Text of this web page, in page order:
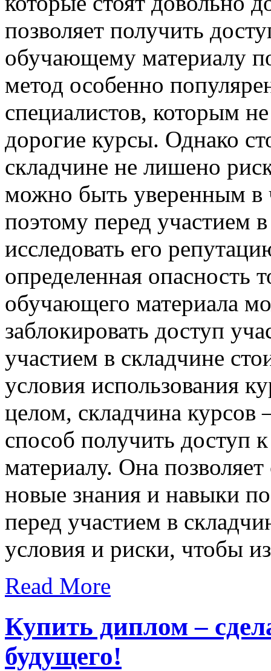
позволяет получить
обучающему материалу
метод особенно
специалистов, которым
дорогие курсы. Однако
складчине не лишено
можно быть уверенным в
поэтому перед участием
исследовать его
определенная опасность
обучающего материала
заблокировать доступ
участием в складчине
условия использования
целом, складчина
способ получить доступ
материалу. Она
новые знания и навыки
перед участием в
условия и риски, чтобы
Read More
Купить диплом –
будущего!